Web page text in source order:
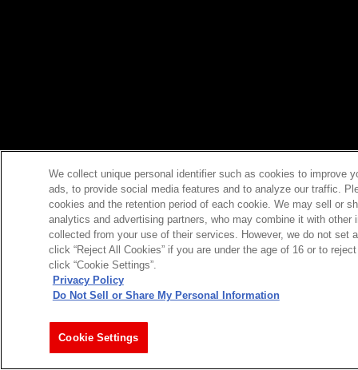
We collect unique personal identifier such as cookies to improve
ads, to provide social media features and to analyze our traffic.
cookies and the retention period of each cookie. We may sell or
analytics and advertising partners, who may combine it with
collected from your use of their services. However, we do not set
click “Reject All Cookies” if you are under the age of 16 or to
click “Cookie Settings”.
Privacy Policy
Do Not Sell or Share My Personal Information
Cookie Settings